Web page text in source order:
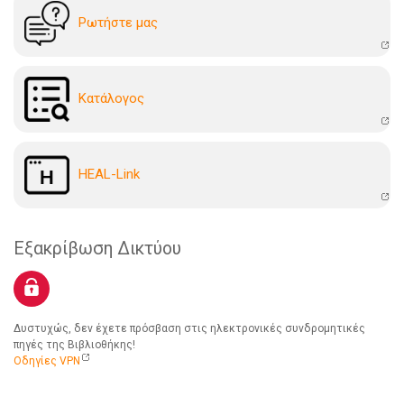
Ρωτήστε μας
Kατάλογoς
HEAL-Link
Εξακρίβωση Δικτύου
Δυστυχώς, δεν έχετε πρόσβαση στις ηλεκτρονικές συνδρομητικές
πηγές της Βιβλιοθήκης!
Οδηγίες VPN